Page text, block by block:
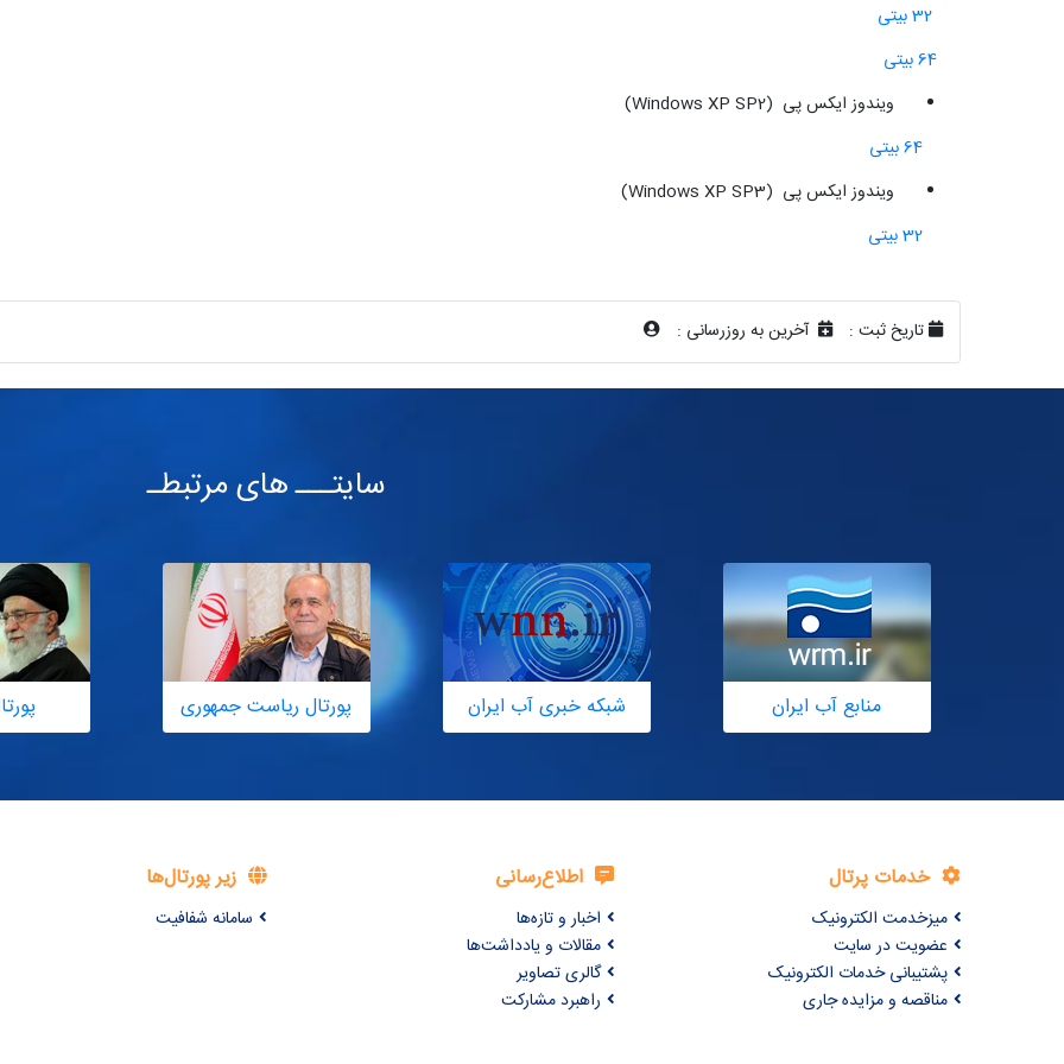
ویندوز ایکس پی (Windows XP SP2)
ویندوز ایکس پی (Windows XP SP3)
تاریخ ثبت : آخرین به روزرسانی :
سایتـــ های مرتبطـ
منابع آب ایران شبکه خبری آب ایران پورتال ریاست جمهوری
خدمات پرتال
میزخدمت الکترونیک
عضویت در سایت
پشتیبانی خدمات الکترونیک
مناقصه و مزایده جاری
اطلاع‌رسانی
اخبار و تازه‌ها
مقالات و یادداشت‌ها
گالری تصاویر
راهبرد مشارکت
زیر پورتال‌ها
سامانه شفافیت